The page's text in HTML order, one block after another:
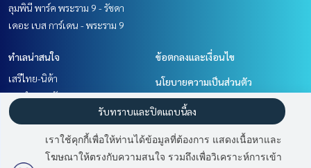
มี3คนกำลังดูประกาศนี้
ลุมพินี พาร์ค พระราม 9 - รัชดา
เดอะ เบส การ์เดน - พระราม 9
ทำเลน่าสนใจ
เสรีไทย-นิด้า
รามคำแหง หัวหมาก
พัฒนาการ ศรีนครินทร์
พระราม 9 เพชรบุรีตัดใหม่ RCA
ข้อตกลงและเงื่อนไข
นโยบายความเป็นส่วนตัว
เกี่ยวกับเรา
วิธีการฝากขาย-เช่า
ติดต่อ
เราใช้คุกกี้เพื่อให้ท่านได้ข้อมูลที่ต้องการ แสดงเนื้อหาและ
โฆษณาให้ตรงกับความสนใจ รวมถึงเพื่อวิเคราะห์การเข้า
รับทราบและปิดแถบนี้ลง